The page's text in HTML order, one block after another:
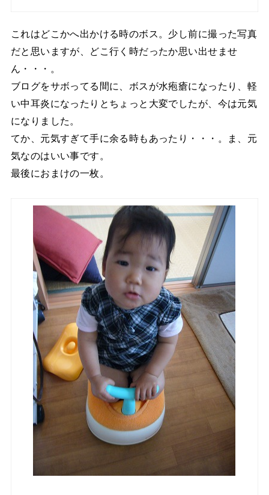
これはどこかへ出かける時のボス。少し前に撮った写真
だと思いますが、どこ行く時だったか思い出せませ
ん・・・。
ブログをサボってる間に、ボスが水疱瘡になったり、軽
い中耳炎になったりとちょっと大変でしたが、今は元気
になりました。
てか、元気すぎて手に余る時もあったり・・・。ま、元
気なのはいい事です。
最後におまけの一枚。